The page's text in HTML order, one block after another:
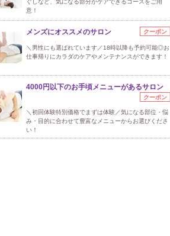
ぐしなど、気になる部分がケアできるコースをご用
意！
メンズにオススメのサロン クーポン
＼男性にも選ばれています／18時以降も予約可能◎お
仕事帰りにカラダのケアやメンテナンスができます！
4000円以下のお手頃メニューがあるサロン
クーポン
＼初回体験特別価格でまずは体験／気になる部位・悩
み・目的に合わせて豊富なメニューからお選びくださ
い！